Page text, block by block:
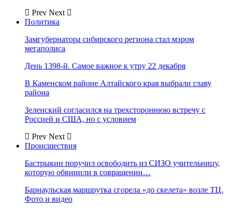
Prev Next
Политика
Замгубернатора сибирского региона стал мэром
мегаполиса
День 1398-й. Самое важное к утру 22 декабря
В Каменском районе Алтайского края выбрали главу
района
Зеленский согласился на трехстороннюю встречу с
Россией и США, но с условием
Prev Next
Происшествия
Бастрыкин поручил освободить из СИЗО учительницу,
которую обвинили в совращении…
Барнаульская маршрутка сгорела «до скелета» возле ТЦ.
Фото и видео